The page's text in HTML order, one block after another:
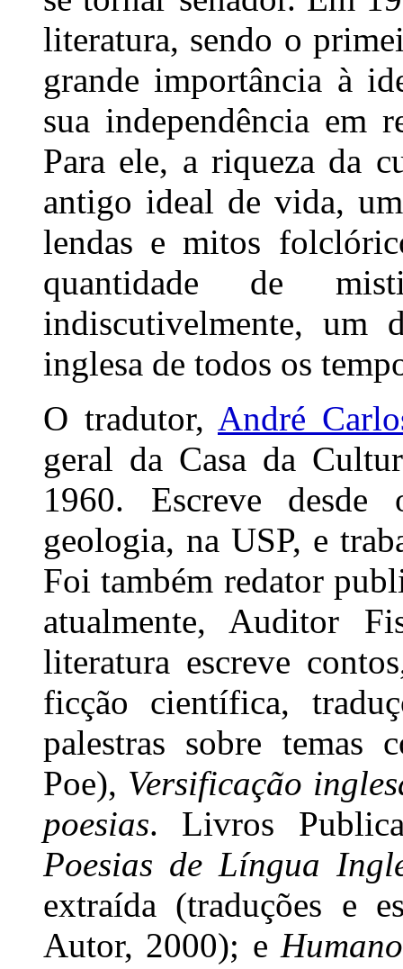
literatura, sendo o
grande importância à
sua independência em
Para ele, a riqueza da
antigo ideal de vida,
lendas e mitos
quantidade de
indiscutivelmente, um
inglesa de todos os
O tradutor, André
geral da Casa da
1960. Escreve
geologia, na USP, e
Foi também redator
atualmente, Auditor
literatura escreve
ficção científica,
palestras sobre temas
Poe), Versificação
poesias. Livros
Poesias de Língua
extraída (traduções e
Autor, 2000); e